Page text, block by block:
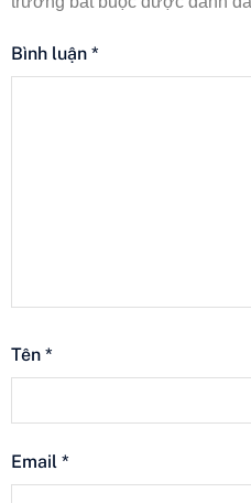
Bình luận *
Tên *
Email *